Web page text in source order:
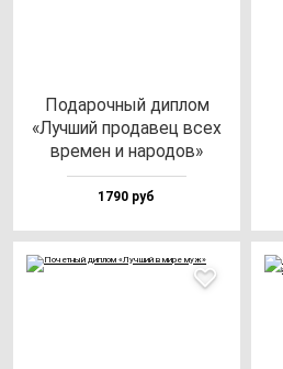
Пода­роч­ный дип­лом
«Луч­ший про­да­вец всех
вре­мен и на­ро­дов»
1790 руб